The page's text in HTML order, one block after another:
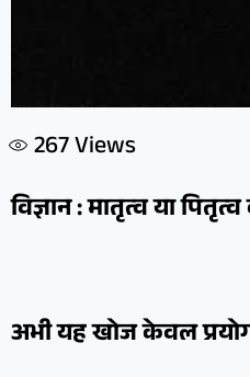
267Views
विज्ञान : मातृत्व या
अभी यह खोज केवल